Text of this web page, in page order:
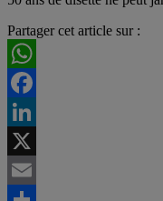
Partager cet article sur :
WhatsApp
Facebook
LinkedIn
X